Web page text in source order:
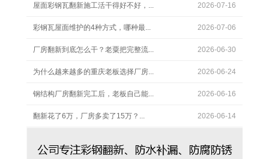
2026-07-16
屋面彩钢瓦翻新施工活干得好不好，...
2026-07-06
彩钢瓦屋面维护的4种方式，哪种最...
2026-06-30
厂房翻新到底怎么干？老粟把完整流...
2026-06-24
为什么越来越多的重庆老板选择厂房...
2026-06-16
钢结构厂房翻新完工后，老板自己能...
2026-06-14
翻新花了6万，厂房多卖了15万？...